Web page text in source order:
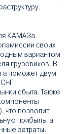
КАМАЗа.
своих
вариантом
грузовиков. В
поможет двум
СНГ
сбыта. Также
что позволит
прибыль, а
затраты.